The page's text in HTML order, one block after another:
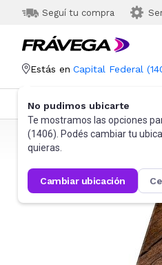
Seguí tu compra
Estás en Capital Federal (
No pudimos ubicarte
Te mostramos las opciones
(1406). Podés cambiar tu
quieras.
cambiar ubicación
Categorías Más
Frávega Informática